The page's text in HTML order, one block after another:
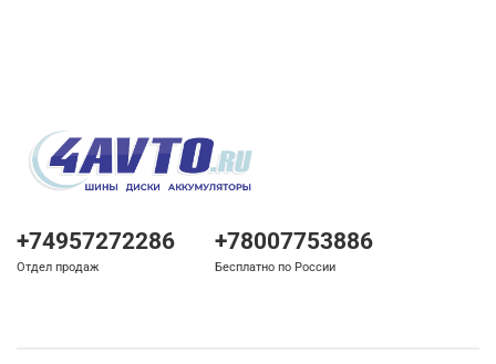
+74957272286
Отдел продаж
+78007753886
Бесплатно по России